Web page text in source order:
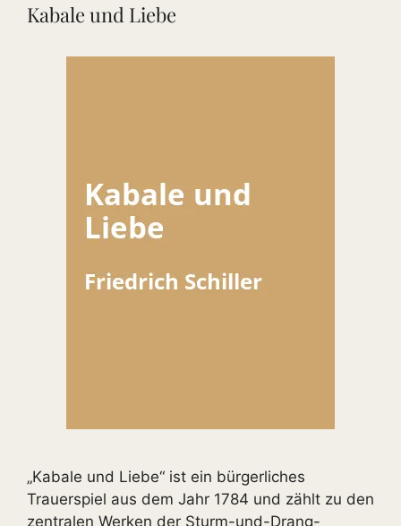
Kabale und Liebe
„Kabale und Liebe“ ist ein bürgerliches
Trauerspiel aus dem Jahr 1784 und zählt zu den
zentralen Werken der Sturm-und-Drang-